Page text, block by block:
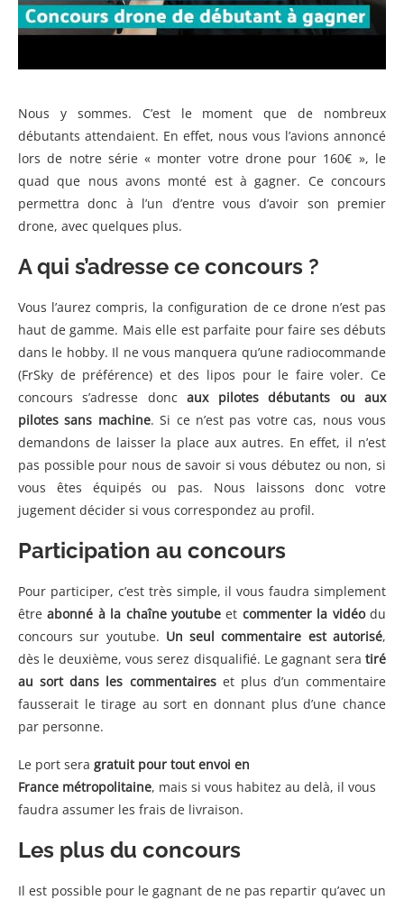
Nous y sommes. C’est le moment que de nombreux
débutants attendaient. En effet, nous vous l’avions annoncé
lors de notre série « monter votre drone pour 160€ », le
quad que nous avons monté est à gagner. Ce concours
permettra donc à l’un d’entre vous d’avoir son premier
drone, avec quelques plus.
A qui s’adresse ce concours ?
Vous l’aurez compris, la configuration de ce drone n’est pas
haut de gamme. Mais elle est parfaite pour faire ses débuts
dans le hobby. Il ne vous manquera qu’une radiocommande
(FrSky de préférence) et des lipos pour le faire voler. Ce
concours s’adresse doncaux pilotes débutants ou aux
pilotes sans machine. Si ce n’est pas votre cas, nous vous
demandons de laisser la place aux autres. En effet, il n’est
pas possible pour nous de savoir si vous débutez ou non, si
vous êtes équipés ou pas. Nous laissons donc votre
jugement décider si vous correspondez au profil.
Participation au concours
Pour participer, c’est très simple, il vous faudra simplement
êtreabonné à la chaîne youtube et commenter la vidéodu
concours sur youtube. Un seul commentaire est autorisé,
dès le deuxième, vous serez disqualifié. Le gagnant sera tiré
au sort dans les commentaireset plus d’un commentaire
fausserait le tirage au sort en donnant plus d’une chance
par personne.
Le port sera gratuit pour tout envoi en
France métropolitaine, mais si vous habitez au delà, il vous
faudra assumer les frais de livraison.
Les plus du concours
Il est possible pour le gagnant de ne pas repartir qu’avec un